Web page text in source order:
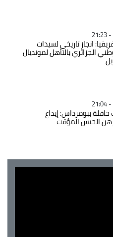
انجاز تاريخي لسيدات
بالتأهل لمونديال
ببومرداس: إيداع
المؤقت